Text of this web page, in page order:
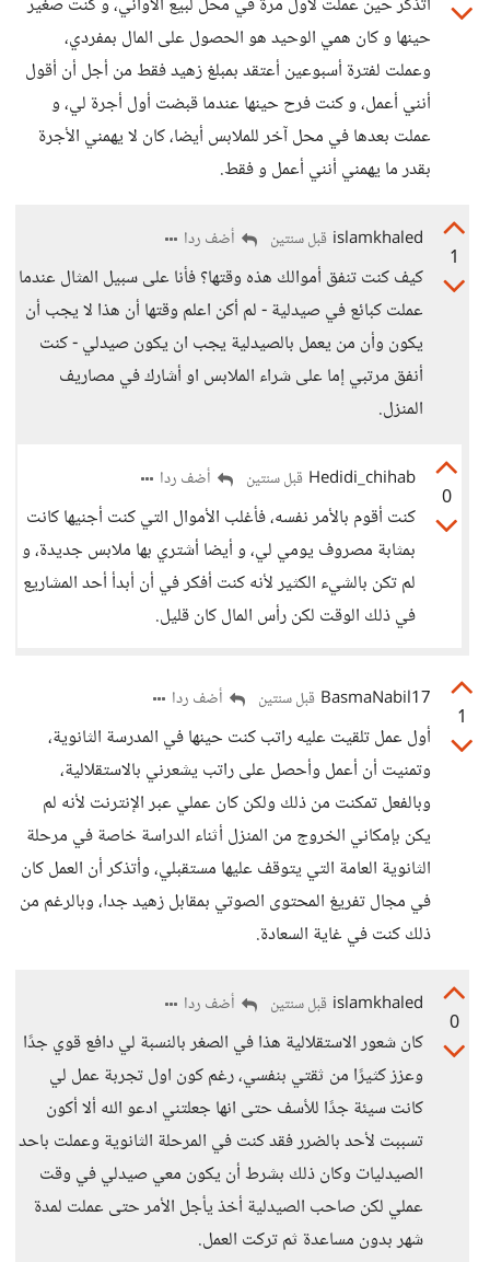
حينها و كان همي الوحيد هو الحصول على المال بمفردي،
وعملت لفترة أسبوعين أعتقد بمبلغ زهيد فقط من أجل أن أقول
أنني أعمل، و كنت فرح حينها عندما قبضت أول أجرة لي، و
عملت بعدها في محل آخر للملابس أيضا، كان لا يهمني الأجرة
بقدر ما يهمني أنني أعمل و فقط.
1
islamkhaled قبل سنتين أضف ردا
كيف كنت تنفق أموالك هذه وقتها؟ فأنا على سبيل المثال عندما
عملت كبائع في صيدلية - لم أكن اعلم وقتها أن هذا لا يجب أن
يكون وأن من يعمل بالصيدلية يجب ان يكون صيدلي - كنت
أنفق مرتبي إما على شراء الملابس او أشارك في مصاريف
المنزل.
0
Hedidi_chihab قبل سنتين أضف ردا
كنت أقوم بالأمر نفسه، فأغلب الأموال التي كنت أجنيها كانت
بمثابة مصروف يومي لي، و أيضا أشتري بها ملابس جديدة، و
لم تكن بالشيء الكثير لأنه كنت أفكر في أن أبدأ أحد المشاريع
في ذلك الوقت لكن رأس المال كان قليل.
1
BasmaNabil17 قبل سنتين أضف ردا
أول عمل تلقيت عليه راتب كنت حينها في المدرسة الثانوية،
وتمنيت أن أعمل وأحصل على راتب يشعرني بالاستقلالية،
وبالفعل تمكنت من ذلك ولكن كان عملي عبر الإنترنت لأنه لم
يكن بإمكاني الخروج من المنزل أثناء الدراسة خاصة في مرحلة
الثانوية العامة التي يتوقف عليها مستقبلي، وأتذكر أن العمل كان
في مجال تفريغ المحتوى الصوتي بمقابل زهيد جدا، وبالرغم من
ذلك كنت في غاية السعادة.
0
islamkhaled قبل سنتين أضف ردا
كان شعور الاستقلالية هذا في الصغر بالنسبة لي دافع قوي جدًا
وعزز كثيرًا من ثقتي بنفسي، رغم كون اول تجربة عمل لي
كانت سيئة جدًا للأسف حتى انها جعلتني ادعو الله ألا أكون
تسببت لأحد بالضرر فقد كنت في المرحلة الثانوية وعملت باحد
الصيدليات وكان ذلك بشرط أن يكون معي صيدلي في وقت
عملي لكن صاحب الصيدلية أخذ يأجل الأمر حتى عملت لمدة
شهر بدون مساعدة ثم تركت العمل.